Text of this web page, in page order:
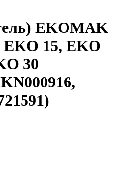
EKOMAK
15, EKO
30